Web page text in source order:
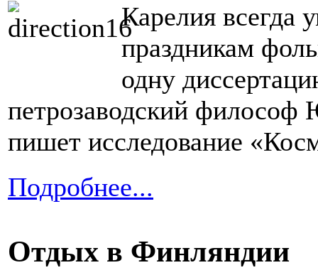
Карелия всегда
праздникам
одну
петрозаводский
пишет исследование
Подробнее...
Отдых в Финляндии